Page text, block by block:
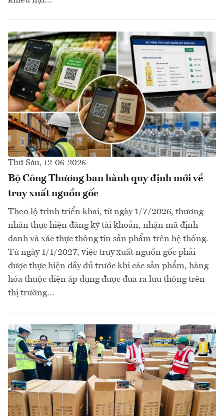
Thứ Sáu, 12-06-2026
Bộ Công Thương ban hành quy định mới về
truy xuất nguồn gốc
Theo lộ trình triển khai, từ ngày 1/7/2026, thương
nhân thực hiện đăng ký tài khoản, nhận mã định
danh và xác thực thông tin sản phẩm trên hệ thống.
Từ ngày 1/1/2027, việc truy xuất nguồn gốc phải
được thực hiện đầy đủ trước khi các sản phẩm, hàng
hóa thuộc diện áp dụng được đưa ra lưu thông trên
thị trường...